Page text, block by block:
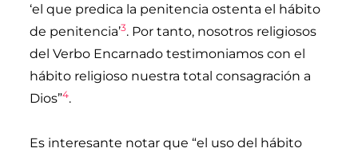
‘el que predica la penitencia ostenta el hábito
de penitencia’3. Por tanto, nosotros religiosos
del Verbo Encarnado testimoniamos con el
hábito religioso nuestra total consagración a
Dios”4.
Es interesante notar que “el uso del hábito